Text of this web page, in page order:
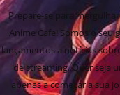
Prepare-se para
Anime Cafe! Somos o
lançamentos a notícias
de streaming. Quer seja
apenas a começar a sua